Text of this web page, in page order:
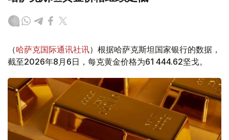
（哈萨克国际通讯社讯）根据哈萨克斯坦国家银行的数据，
截至2026年8月6日，每克黄金价格为61 444.62坚戈。